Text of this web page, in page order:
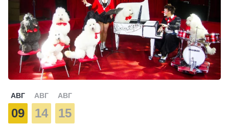
АВГ
09
АВГ
14
АВГ
15